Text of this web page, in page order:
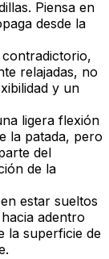
Piensa en
desde la
relajadas, no
y un
ligera flexión
la patada, pero
del
de la
estar sueltos
adentro
la superficie de